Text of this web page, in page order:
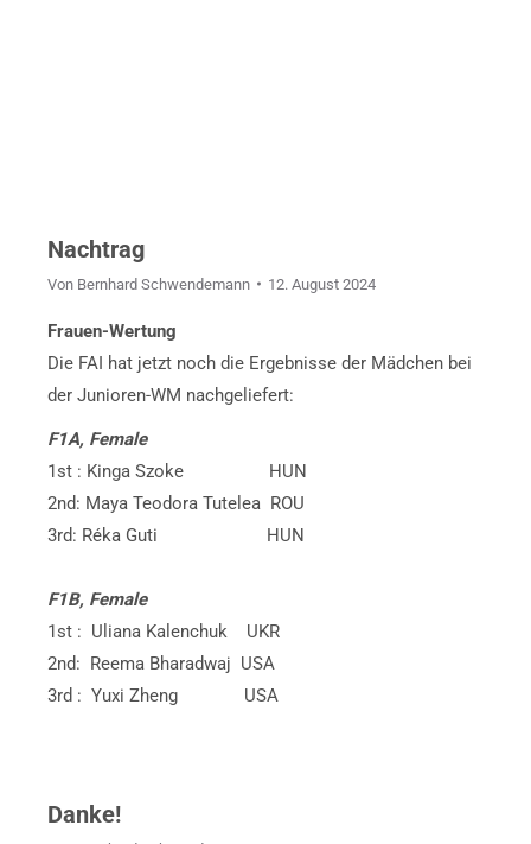
Nachtrag
Von Bernhard Schwendemann 12. August 2024
Frauen-Wertung
Die FAI hat jetzt noch die Ergebnisse der Mädchen bei
der Junioren-WM nachgeliefert:
F1A, Female
1st : Kinga Szoke HUN
2nd: Maya Teodora Tutelea ROU
3rd: Réka Guti HUN
F1B, Female
1st : Uliana Kalenchuk UKR
2nd: Reema Bharadwaj USA
3rd : Yuxi Zheng USA
Danke!